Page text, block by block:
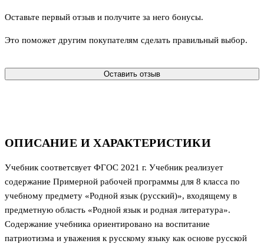
ОПИСАНИЕ И ХАРАКТЕРИСТИКИ
Учебник соответсвует ФГОС 2021 г. Учебник реализует
содержание Примерной рабочей программы для 8 класса по
учебному предмету «Родной язык (русский)», входящему в
предметную область «Родной язык и родная литература».
Содержание учебника ориентировано на воспитание
патриотизма и уважения к русскому языку как основе русской
Оставьте первый отзыв и получите за него бонусы.
Это поможет другим покупателям сделать правильный выбор.
Оставить отзыв